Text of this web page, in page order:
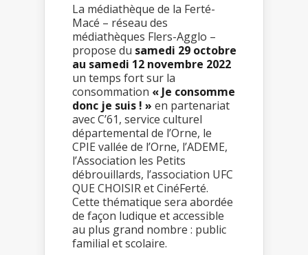
La médiathèque de la Ferté-
Macé – réseau des
médiathèques Flers-Agglo –
propose du samedi 29 octobre
au samedi 12 novembre 2022
un temps fort sur la
consommation « Je consomme
donc je suis ! » en partenariat
avec C’61, service culturel
départemental de l’Orne, le
CPIE vallée de l’Orne, l’ADEME,
l’Association les Petits
débrouillards, l’association UFC
QUE CHOISIR et CinéFerté.
Cette thématique sera abordée
de façon ludique et accessible
au plus grand nombre : public
familial et scolaire.